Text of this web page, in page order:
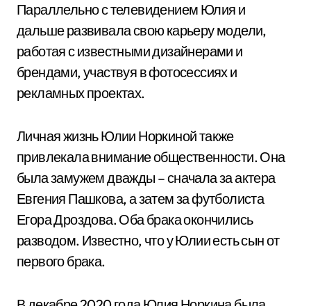
Параллельно с телевидением Юлия и
дальше развивала свою карьеру модели,
работая с известными дизайнерами и
брендами, участвуя в фотосессиях и
рекламных проектах.
Личная жизнь Юлии Норкиной также
привлекала внимание общественности. Она
была замужем дважды – сначала за актера
Евгения Пашкова, а затем за футболиста
Егора Дроздова. Оба брака окончились
разводом. Известно, что у Юлии есть сын от
первого брака.